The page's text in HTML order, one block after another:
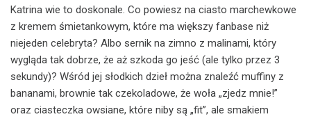
Katrina wie to doskonale. Co powiesz na ciasto marchewkowe
z kremem śmietankowym, które ma większy fanbase niż
niejeden celebryta? Albo sernik na zimno z malinami, który
wygląda tak dobrze, że aż szkoda go jeść (ale tylko przez 3
sekundy)? Wśród jej słodkich dzieł można znaleźć muffiny z
bananami, brownie tak czekoladowe, że woła „zjedz mnie!”
oraz ciasteczka owsiane, które niby są „fit”, ale smakiem